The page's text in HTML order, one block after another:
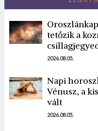
tetőzik a
2026.08.05.
Napi
Vénusz, a
vált
2026.08.05.